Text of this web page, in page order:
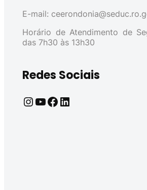
E-mail:
Horário de Atendimento de
das 7h30 às 13h30
Redes Sociais